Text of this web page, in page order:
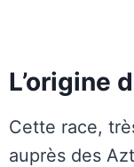
L’origine
Cette race,
auprès des